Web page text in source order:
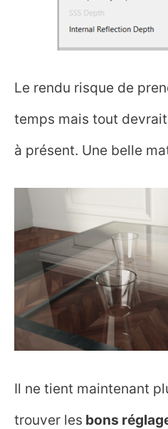
Le rendu risque de
temps mais tout
à présent. Une belle
Il ne tient maintenant
trouver les bons